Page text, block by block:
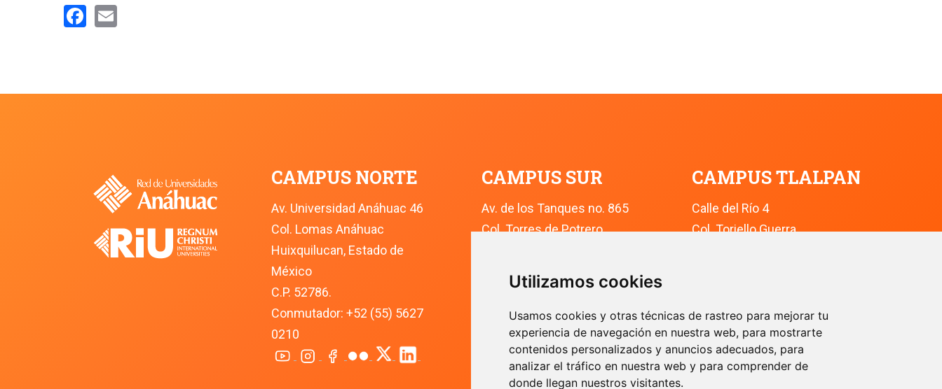
Utilizamos cookies
Usamos cookies y otras técnicas de rastreo para mejorar tu
experiencia de navegación en nuestra web, para mostrarte
contenidos personalizados y anuncios adecuados, para
analizar el tráfico en nuestra web y para comprender de
donde llegan nuestros visitantes.
Facebook
CAMPUS NORTE
Av. Universidad Anáhuac 46
Col. Lomas Anáhuac
Huixquilucan, Estado de
México
C.P. 52786.
Conmutador: +52 (55) 5627
0210
CAMPUS SUR
Av. de los Tanques no. 865
Col. Torres de Potrero
Alcaldía Alvaro Obregón
C.P. 01840
Conmutador: +52 (55) 5628 8800
CAMPUS TLALPAN
Calle del Río 4
Col. Toriello Guerra
Conmutador: +52 (55) 5627 0210
Ext. 9200